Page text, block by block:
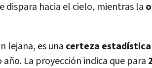
dispara hacia el cielo, mientras la
lejana, es una certeza estadística
La proyección indica que para